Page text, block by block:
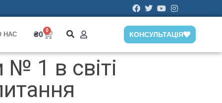
НАС ₴0 0
КОНСУЛЬТАЦІЯ
1 в світі